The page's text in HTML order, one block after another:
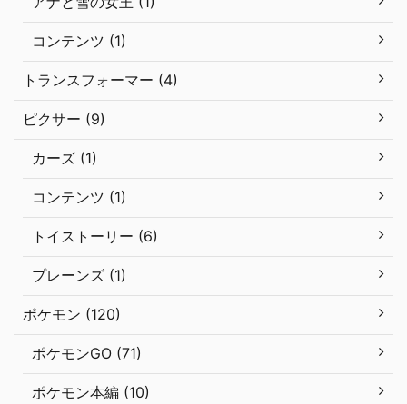
コンテンツ (1)
トランスフォーマー (4)
ピクサー (9)
カーズ (1)
コンテンツ (1)
トイストーリー (6)
プレーンズ (1)
ポケモン (120)
ポケモンGO (71)
ポケモン本編 (10)